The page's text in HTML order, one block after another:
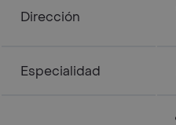
Dirección
Especialidad